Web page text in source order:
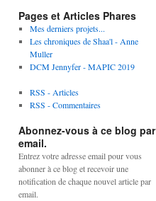
Pages et Articles Phares
Mes derniers projets...
Les chroniques de Shaa'l - Anne
Muller
DCM Jennyfer - MAPIC 2019
RSS - Articles
RSS - Commentaires
Abonnez-vous à ce blog par
email.
Entrez votre adresse email pour vous
abonner à ce blog et recevoir une
notification de chaque nouvel article par
email.